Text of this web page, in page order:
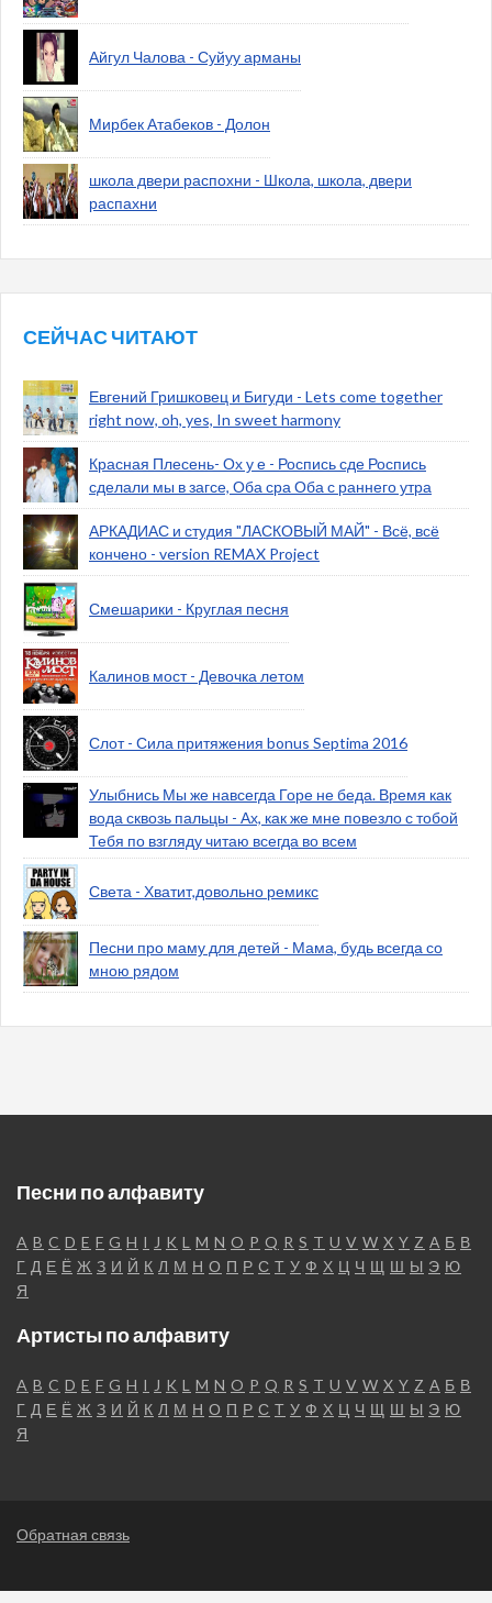
Айгул Чалова - Суйуу арманы
Мирбек Атабеков - Долон
школа двери распохни - Школа, школа, двери
распахни
СЕЙЧАС ЧИТАЮТ
Евгений Гришковец и Бигуди - Lets come together
right now, oh, yes, In sweet harmony
Красная Плесень- Ох у е - Роспись сде Роспись
сделали мы в загсе, Оба сра Оба с раннего утра
АРКАДИАС и студия "ЛАСКОВЫЙ МАЙ" - Всё, всё
кончено - version REMAX Project
Смешарики - Круглая песня
Калинов мост - Девочка летом
Слот - Сила притяжения bonus Septima 2016
Улыбнись Мы же навсегда Горе не беда. Время как
вода сквозь пальцы - Ах, как же мне повезло с тобой
Тебя по взгляду читаю всегда во всем
Света - Хватит,довольно ремикс
Песни про маму для детей - Мама, будь всегда со
мною рядом
Песни по алфавиту
A B C D E F G H I J K L M N O P Q R S T U V W X Y Z А Б В
Г Д Е Ё Ж З И Й К Л М Н О П Р С Т У Ф Х Ц Ч Щ Ш Ы Э Ю
Я
Артисты по алфавиту
A B C D E F G H I J K L M N O P Q R S T U V W X Y Z А Б В
Г Д Е Ё Ж З И Й К Л М Н О П Р С Т У Ф Х Ц Ч Щ Ш Ы Э Ю
Я
Обратная связь